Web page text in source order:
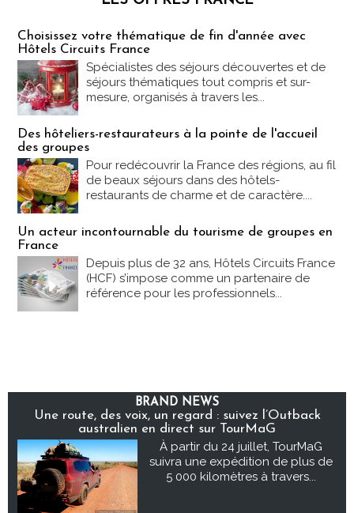
Choisissez votre thématique de fin d'année avec
Hôtels Circuits France
Spécialistes des séjours découvertes et de
séjours thématiques tout compris et sur-
mesure, organisés à travers les...
Des hôteliers-restaurateurs à la pointe de l'accueil
des groupes
Pour redécouvrir la France des régions, au fil
de beaux séjours dans des hôtels-
restaurants de charme et de caractère....
Un acteur incontournable du tourisme de groupes en
France
Depuis plus de 32 ans, Hôtels Circuits France
(HCF) s’impose comme un partenaire de
référence pour les professionnels...
BRAND NEWS
Une route, des voix, un regard : suivez l’Outback
australien en direct sur TourMaG
À partir du 24 juillet, TourMaG
suivra une expédition de plus de
5 000 kilomètres à travers...